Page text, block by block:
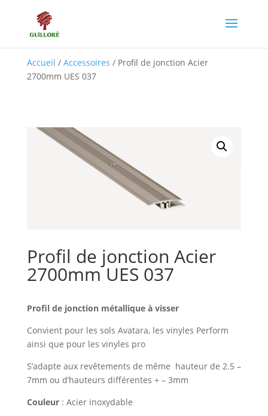
Accueil / Accessoires / Profil de jonction Acier
2700mm UES 037
Profil de jonction Acier
2700mm UES 037
Profil de jonction métallique à visser
Convient pour les sols Avatara, les vinyles Perform
ainsi que pour les vinyles pro
S’adapte aux revêtements de même hauteur de 2.5 –
7mm ou d’hauteurs différentes + – 3mm
Couleur: Acier inoxydable